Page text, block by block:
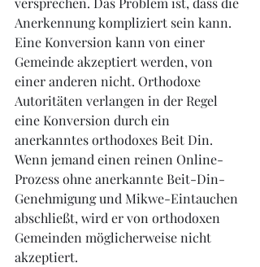
Anerkennung kompliziert sein kann.
Eine Konversion kann von einer
Gemeinde akzeptiert werden, von
einer anderen nicht. Orthodoxe
Autoritäten verlangen in der Regel
eine Konversion durch ein
anerkanntes orthodoxes Beit Din.
Wenn jemand einen reinen Online-
Prozess ohne anerkannte Beit-Din-
Genehmigung und Mikwe-Eintauchen
abschließt, wird er von orthodoxen
Gemeinden möglicherweise nicht
akzeptiert.